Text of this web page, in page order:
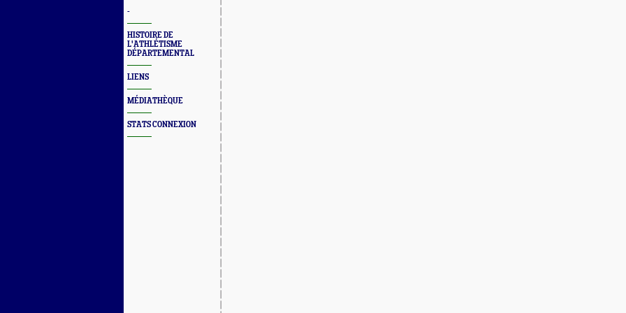
-
HISTOIRE DE
L'ATHLÉTISME
DÉPARTEMENTAL
LIENS
MÉDIATHÈQUE
STATS CONNEXION